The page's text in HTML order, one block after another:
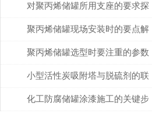
节说明
对聚丙烯储罐所用支座的要求探
讨
聚丙烯储罐现场安装时的要点解
读
聚丙烯储罐选型时要注重的参数
小型活性炭吸附塔与脱硫剂的联
合使用说明
化工防腐储罐涂漆施工的关键步